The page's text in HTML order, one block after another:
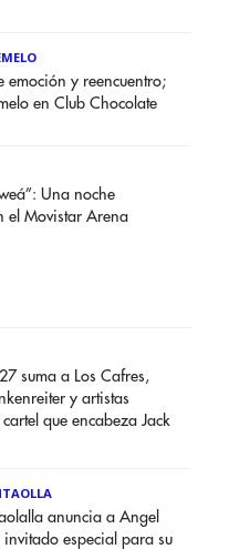
emoción y reencuentro;
en Club Chocolate
Una noche
el Movistar Arena
suma a Los Cafres,
y artistas
que encabeza Jack
anuncia a Angel
invitado especial para su